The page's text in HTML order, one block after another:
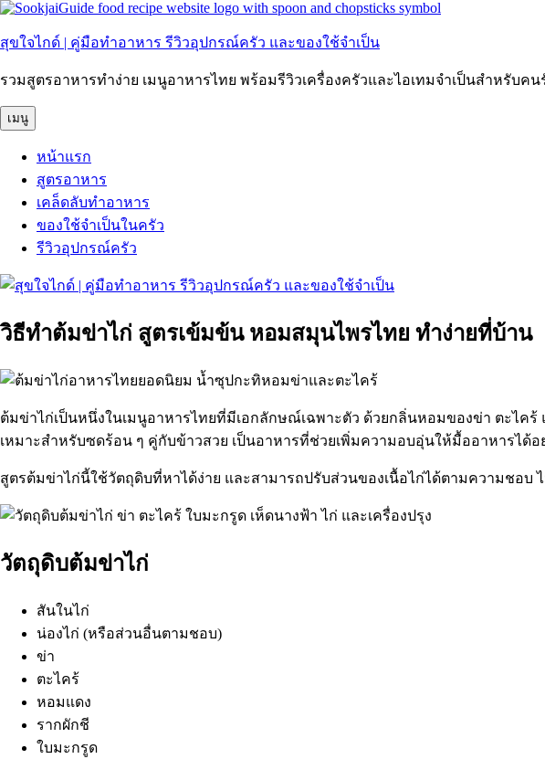
ข้าม
ยัง
บทความ
สุขใจไกด์ | คู่มือทำอาหาร รีวิวอุปกรณ์ครัว และของใช้จำเป็น
รวมสูตรอาหารทำง่าย เมนูอาหารไทย พร้อมรีวิวเครื่องครัวและไอเทมจำเป็นสำหรับค
เมนู
หน้าแรก
สูตรอาหาร
เคล็ดลับทำอาหาร
ของใช้จำเป็นในครัว
รีวิวอุปกรณ์ครัว
วิธีทำต้มข่าไก่ สูตรเข้มข้น หอมสมุนไพรไทย ทำง่ายที่บ้าน
ต้มข่าไก่เป็นหนึ่งในเมนูอาหารไทยที่มีเอกลักษณ์เฉพาะตัว ด้วยกลิ่นหอมของข่า ตะไค
เหมาะสำหรับซดร้อน ๆ คู่กับข้าวสวย เป็นอาหารที่ช่วยเพิ่มความอบอุ่นให้มื้ออาหารได้อ
สูตรต้มข่าไก่นี้ใช้วัตถุดิบที่หาได้ง่าย และสามารถปรับส่วนของเนื้อไก่ได้ตามความชอบ
วัตถุดิบต้มข่าไก่
สันในไก่
น่องไก่ (หรือส่วนอื่นตามชอบ)
ข่า
ตะไคร้
หอมแดง
รากผักชี
ใบมะกรูด